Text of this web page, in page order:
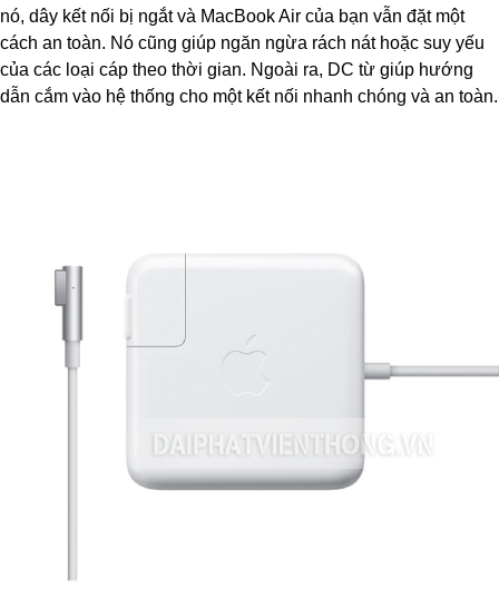
nó, dây kết nối bị ngắt và MacBook Air của bạn vẫn đặt một
cách an toàn. Nó cũng giúp ngăn ngừa rách nát hoặc suy yếu
của các loại cáp theo thời gian. Ngoài ra, DC từ giúp hướng
dẫn cắm vào hệ thống cho một kết nối nhanh chóng và an toàn.